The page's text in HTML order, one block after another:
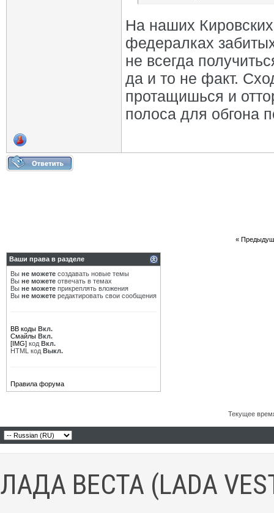
На наших
федералках
не всегда
да и то не факт.
протащишься и
полоса для обгона
«
Ваши права в разделе
Вы не можете создавать новые темы
Вы не можете отвечать в темах
Вы не можете прикреплять вложения
Вы не можете редактировать свои сообщения
BB коды Вкл.
Смайлы Вкл.
[IMG] код Вкл.
HTML код Выкл.
Правила форума
Текущее
ЛАДА ВЕСТА (LADA